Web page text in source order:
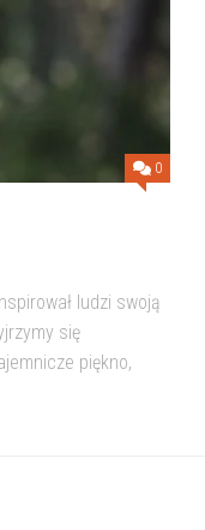
0
ludzi swoją
się
piękno,